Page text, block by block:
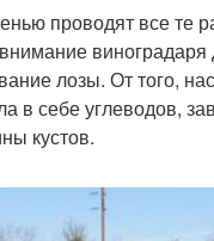
проводят все те
лозы. От того,
в себе углеводов,
кустов.